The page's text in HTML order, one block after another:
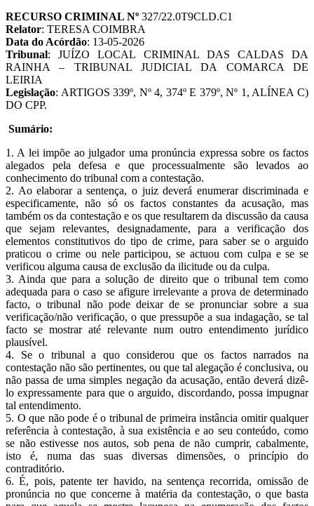
RECURSO CRIMINAL Nº 327/22.0T9CLD.C1
Relator: TERESA COIMBRA
Data do Acórdão: 13-05-2026
Tribunal: JUÍZO LOCAL CRIMINAL DAS CALDAS DA
RAINHA – TRIBUNAL JUDICIAL DA COMARCA DE
LEIRIA
Legislação: ARTIGOS 339º, Nº 4, 374º E 379º, Nº 1, ALÍNEA C)
DO CPP.
Sumário:
1. A lei impõe ao julgador uma pronúncia expressa sobre os factos
alegados pela defesa e que processualmente são levados ao
conhecimento do tribunal com a contestação.
2. Ao elaborar a sentença, o juiz deverá enumerar discriminada e
especificamente, não só os factos constantes da acusação, mas
também os da contestação e os que resultarem da discussão da causa
que sejam relevantes, designadamente, para a verificação dos
elementos constitutivos do tipo de crime, para saber se o arguido
praticou o crime ou nele participou, se actuou com culpa e se se
verificou alguma causa de exclusão da ilicitude ou da culpa.
3. Ainda que para a solução de direito que o tribunal tem como
adequada para o caso se afigure irrelevante a prova de determinado
facto, o tribunal não pode deixar de se pronunciar sobre a sua
verificação/não verificação, o que pressupõe a sua indagação, se tal
facto se mostrar até relevante num outro entendimento jurídico
plausível.
4. Se o tribunal a quo considerou que os factos narrados na
contestação não são pertinentes, ou que tal alegação é conclusiva, ou
não passa de uma simples negação da acusação, então deverá dizê-
lo expressamente para que o arguido, discordando, possa impugnar
tal entendimento.
5. O que não pode é o tribunal de primeira instância omitir qualquer
referência à contestação, à sua existência e ao seu conteúdo, como
se não estivesse nos autos, sob pena de não cumprir, cabalmente,
isto é, numa das suas diversas dimensões, o princípio do
contraditório.
6. É, pois, patente ter havido, na sentença recorrida, omissão de
pronúncia no que concerne à matéria da contestação, o que basta